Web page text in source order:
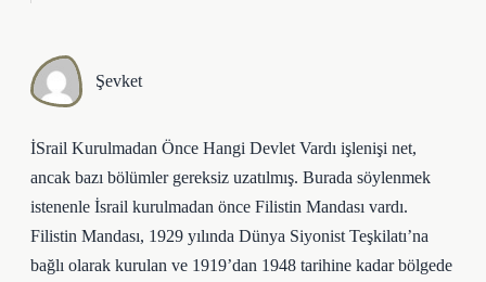
Şevket
İSrail Kurulmadan Önce Hangi Devlet Vardı işlenişi net,
ancak bazı bölümler gereksiz uzatılmış. Burada söylenmek
istenenle İsrail kurulmadan önce Filistin Mandası vardı.
Filistin Mandası, 1929 yılında Dünya Siyonist Teşkilatı’na
bağlı olarak kurulan ve 1919’dan 1948 tarihine kadar bölgede